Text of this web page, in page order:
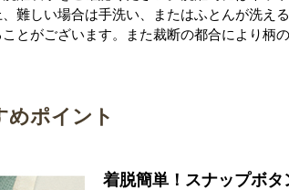
難しい場合は手洗い、またはふとんが洗
とがございます。また裁断の都合により柄
めポイント
着脱簡単！スナップボタ